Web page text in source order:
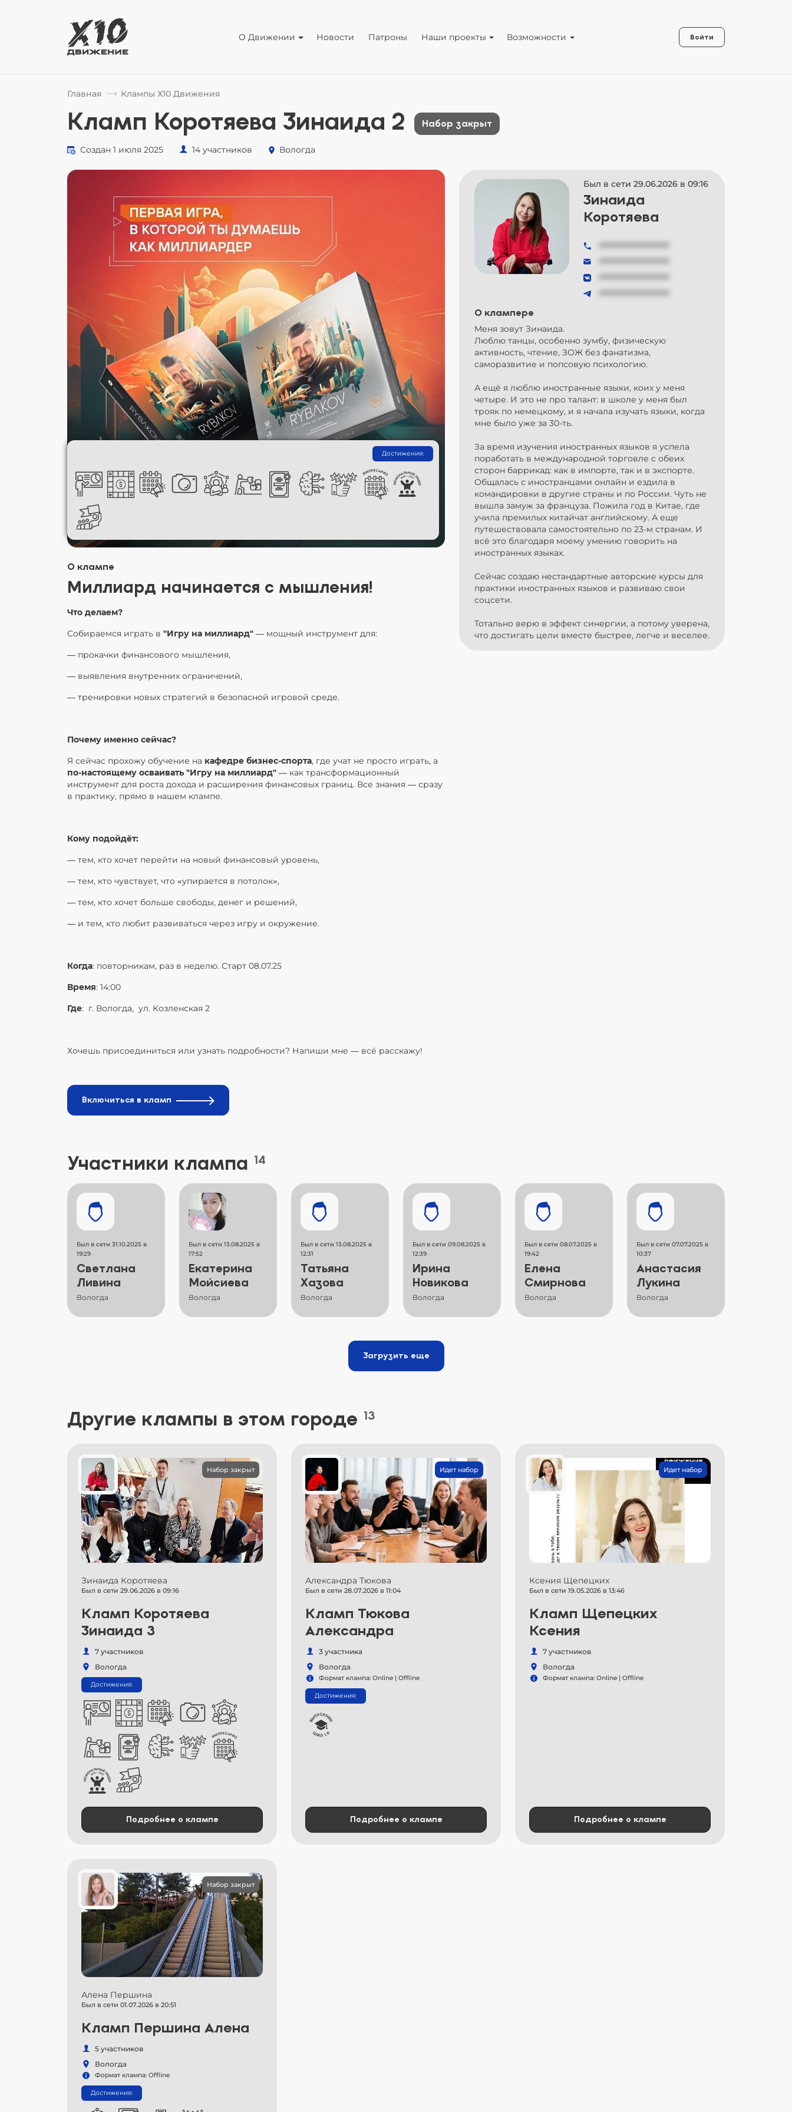
О Движении Новости Патроны Наши проекты Возможности Войти
Главная Клампы Х10 Движения
Кламп Коротяева Зинаида 2 Набор закрыт
Создан 1 июля 2025 14 участников Вологда
Достижения:
О клампе
Миллиард начинается с мышления!
Что делаем?
Собираемся играть в "Игру на миллиард" — мощный инструмент для:
— прокачки финансового мышления,
— выявления внутренних ограничений,
— тренировки новых стратегий в безопасной игровой среде.
Почему именно сейчас?
Я сейчас прохожу обучение на кафедре бизнес-спорта, где учат не просто играть, а
по-настоящему осваивать "Игру на миллиард" — как трансформационный
инструмент для роста дохода и расширения финансовых границ. Все знания — сразу
в практику, прямо в нашем клампе.
Кому подойдёт:
— тем, кто хочет перейти на новый финансовый уровень,
— тем, кто чувствует, что «упирается в потолок»,
— тем, кто хочет больше свободы, денег и решений,
— и тем, кто любит развиваться через игру и окружение.
Когда: повторникам, раз в неделю. Старт 08.07.25
Время: 14:00
Где: г. Вологда, ул. Козленская 2
Хочешь присоединиться или узнать подробности? Напиши мне — всё расскажу!
Включиться в кламп
Был в сети 29.06.2026 в 09:16
Зинаида
Коротяева
О клампере
Меня зовут Зинаида.
Люблю танцы, особенно зумбу, физическую
активность, чтение, ЗОЖ без фанатизма,
саморазвитие и попсовую психологию.
А ещё я люблю иностранные языки, коих у меня
четыре. И это не про талант: в школе у меня был
трояк по немецкому, и я начала изучать языки, когда
мне было уже за 30-ть.
За время изучения иностранных языков я успела
поработать в международной торговле с обеих
сторон баррикад: как в импорте, так и в экспорте.
Общалась с иностранцами онлайн и ездила в
командировки в другие страны и по России. Чуть не
вышла замуж за француза. Пожила год в Китае, где
учила премилых китайчат английскому. А еще
путешествовала самостоятельно по 23-м странам. И
всё это благодаря моему умению говорить на
иностранных языках.
Сейчас создаю нестандартные авторские курсы для
практики иностранных языков и развиваю свои
соцсети.
Тотально верю в эффект синергии, а потому уверена,
что достигать цели вместе быстрее, легче и веселее.
Участники клампа 14
Был в сети 31.10.2025 в
19:29
Светлана
Ливина
Вологда
Был в сети 13.08.2025 в
17:52
Екатерина
Мойсиева
Вологда
Был в сети 13.08.2025 в
12:31
Татьяна
Хазова
Вологда
Был в сети 09.08.2025 в
12:39
Ирина
Новикова
Вологда
Был в сети 08.07.2025 в
19:42
Елена
Смирнова
Вологда
Был в сети 07.07.2025 в
10:37
Анастасия
Лукина
Вологда
Загрузить еще
Другие клампы в этом городе 13
Набор закрыт
Зинаида Коротяева
Был в сети 29.06.2026 в 09:16
Кламп Коротяева
Зинаида 3
7 участников
Вологда
Достижения:
Подробнее о клампе
Идет набор
Александра Тюкова
Был в сети 28.07.2026 в 11:04
Кламп Тюкова
Александра
3 участника
Вологда
Формат клампа: Online | Offline
Достижения:
Подробнее о клампе
Идет набор
Ксения Щепецких
Был в сети 19.05.2026 в 13:46
Кламп Щепецких
Ксения
7 участников
Вологда
Формат клампа: Online | Offline
Подробнее о клампе
Набор закрыт
Алена Першина
Был в сети 01.07.2026 в 20:51
Кламп Першина Алена
5 участников
Вологда
Формат клампа: Offline
Достижения: